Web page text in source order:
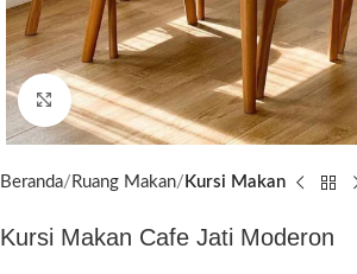
Click to enlarge
Beranda Ruang Makan Kursi Makan
Kursi Makan Cafe Jati Moderon